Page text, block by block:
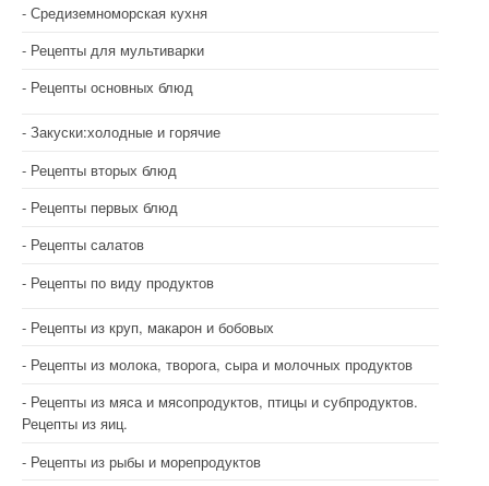
Средиземноморская кухня
Рецепты для мультиварки
Рецепты основных блюд
Закуски:холодные и горячие
Рецепты вторых блюд
Рецепты первых блюд
Рецепты салатов
Рецепты по виду продуктов
Рецепты из круп, макарон и бобовых
Рецепты из молока, творога, сыра и молочных продуктов
Рецепты из мяса и мясопродуктов, птицы и субпродуктов.
Рецепты из яиц.
Рецепты из рыбы и морепродуктов